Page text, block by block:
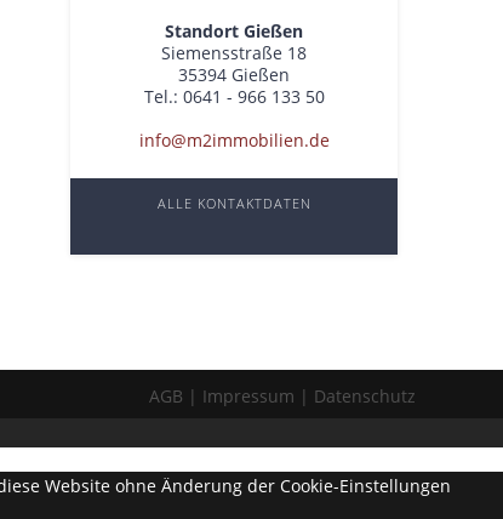
Standort Gießen
Siemensstraße 18
35394 Gießen
Tel.: 0641 - 966 133 50
info@m2immobilien.de
ALLE KONTAKTDATEN
AGB Impressum
Datenschutz
Website ohne Änderung der Cookie-Einstellungen